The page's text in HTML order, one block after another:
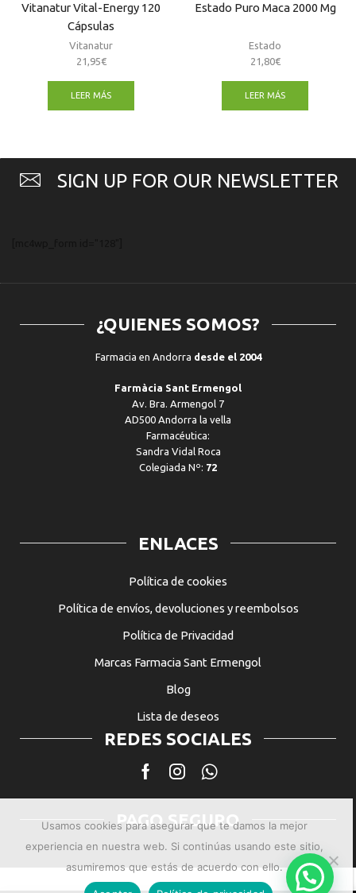
Vitanatur Vital-Energy 120
Cápsulas
Vitanatur
21,95€
LEER MÁS
Estado Puro Maca 2000 Mg
Estado
21,80€
LEER MÁS
SIGN UP FOR OUR NEWSLETTER
¿QUIENES SOMOS?
Farmacia en Andorra desde el 2004
Farmàcia Sant Ermengol
Av. Bra. Armengol 7
AD500 Andorra la vella
Farmacéutica:
Sandra Vidal Roca
Colegiada Nº: 72
ENLACES
Política de cookies
Política de envíos, devoluciones y reembolsos
Política de Privacidad
Marcas Farmacia Sant Ermengol
Blog
Lista de deseos
REDES SOCIALES
Facebook
InstagramWhatsapp
PAGO SEGURO
Usamos cookies para asegurar que te damos la mejor
experiencia en nuestra web. Si continúas usando este sitio,
asumiremos que estás de acuerdo con ello.